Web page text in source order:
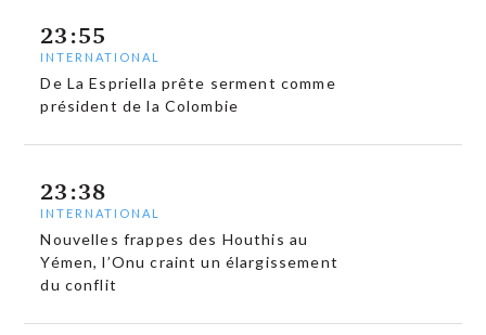
23:55
INTERNATIONAL
De La Espriella prête serment comme
président de la Colombie
23:38
INTERNATIONAL
Nouvelles frappes des Houthis au
Yémen, l’Onu craint un élargissement
du conflit